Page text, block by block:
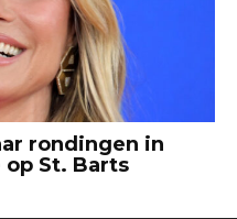
rondingen in
St. Barts